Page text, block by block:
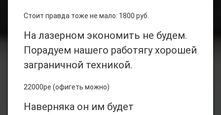
Стоит правда тоже не мало: 1800 руб.
На лазерном экономить не будем.
Порадуем нашего работягу хорошей
заграничной техникой.
22000ре (офигеть можно)
Наверняка он им будет